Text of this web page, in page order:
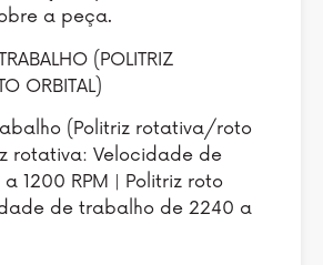
a peça.
(POLITRIZ
ORBITAL)
(Politriz rotativa/roto
rotativa: Velocidade de
1200 RPM | Politriz roto
de trabalho de 2240 a